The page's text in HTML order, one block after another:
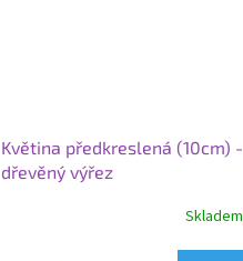
Květina předkreslená (10cm) -
dřevěný výřez
Skladem